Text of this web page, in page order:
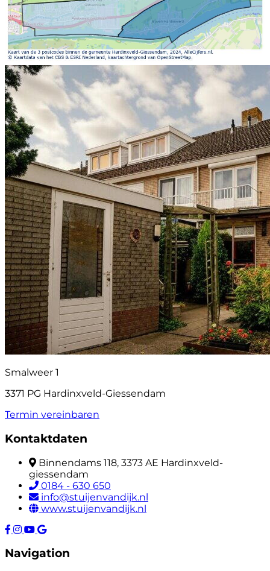
Smalweer 1
3371 PG Hardinxveld-Giessendam
Termin vereinbaren
Kontaktdaten
Binnendams 118, 3373 AE Hardinxveld-
giessendam
0184 - 630 650
info@stuijenvandijk.nl
www.stuijenvandijk.nl
Navigation